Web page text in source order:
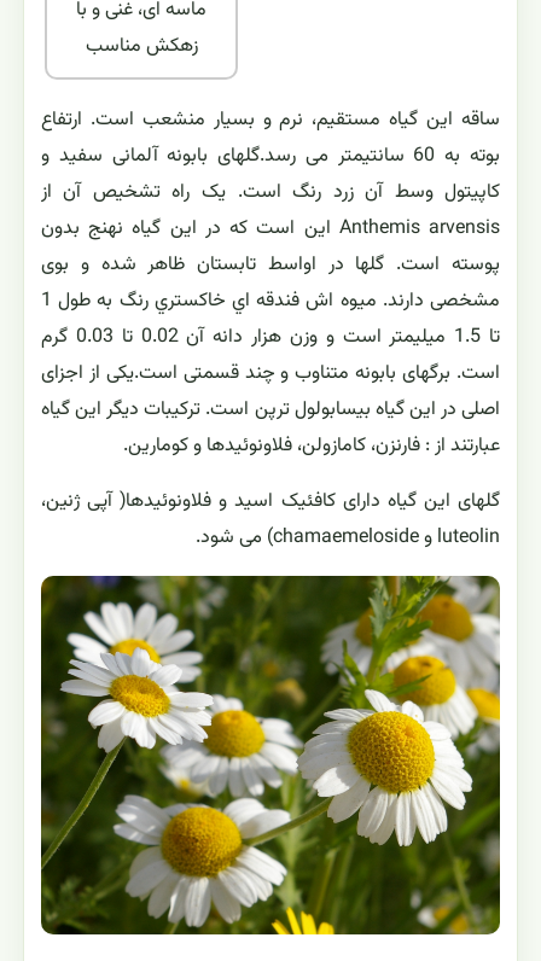
ماسه ای، غنی و با
زهکش مناسب
ساقه این گیاه مستقیم، نرم و بسیار منشعب است. ارتفاع
بوته به 60 سانتیمتر می رسد.گلهای بابونه آلمانی سفید و
کاپیتول وسط آن زرد رنگ است. یک راه تشخیص آن از
Anthemis arvensis این است که در این گیاه نهنج بدون
پوسته است. گلها در اواسط تابستان ظاهر شده و بوی
مشخصی دارند. ميوه اش فندقه اي خاكستري رنگ به طول 1
تا 1.5 میلیمتر است و وزن هزار دانه آن 0.02 تا 0.03 گرم
است. برگهای بابونه متناوب و چند قسمتی است.یکی از اجزای
اصلی در این گیاه بیسابولول ترپن است. ترکیبات دیگر این گیاه
عبارتند از : فارنزن، کامازولن، فلاونوئیدها و کومارین.
گلهای این گیاه دارای کافئیک اسید و فلاونوئیدها( آپی ژنین،
luteolin و chamaemeloside) می شود.